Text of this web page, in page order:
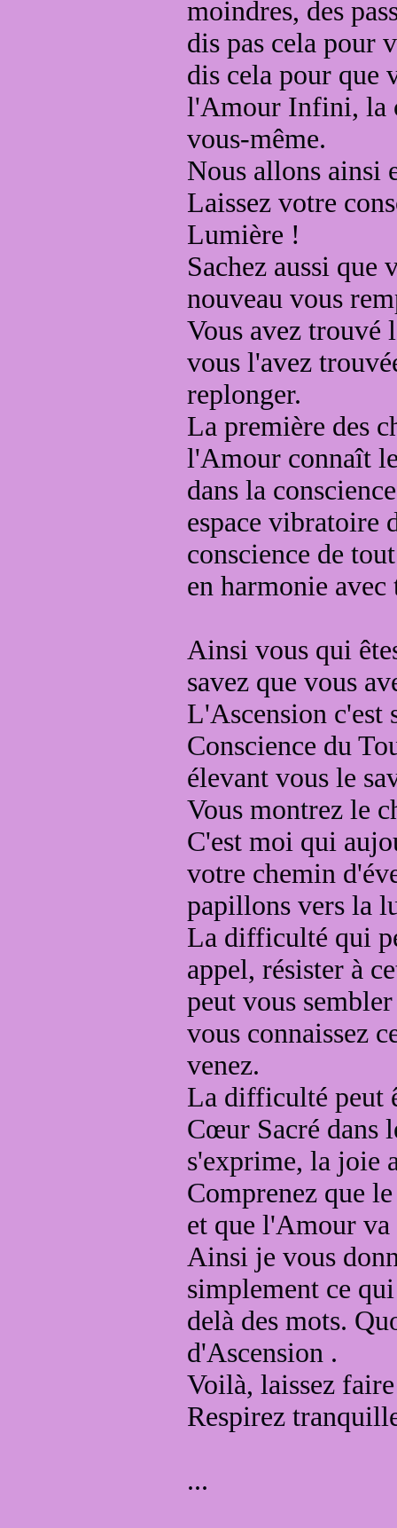
moindres, des
dis pas cela pour
dis cela pour que
l'Amour Infini, la
vous-même.
Nous allons ainsi
Laissez votre
Lumière !
Sachez aussi
nouveau vous
Vous avez trouvé
vous l'avez
replonger.
La première des
l'Amour connaît
dans la
espace vibratoire
conscience de
en harmonie avec
Ainsi vous qui
savez que vous
L'Ascension
Conscience du
élevant vous le
Vous montrez le
C'est moi qui
votre chemin
papillons vers la
La difficulté qui
appel, résister à
peut vous
vous connaissez
venez.
La difficulté peut
Cœur Sacré dans
s'exprime, la joie
Comprenez que
et que l'Amour
Ainsi je vous
simplement ce
delà des mots.
d'Ascension .
Voilà, laissez
Respirez
...